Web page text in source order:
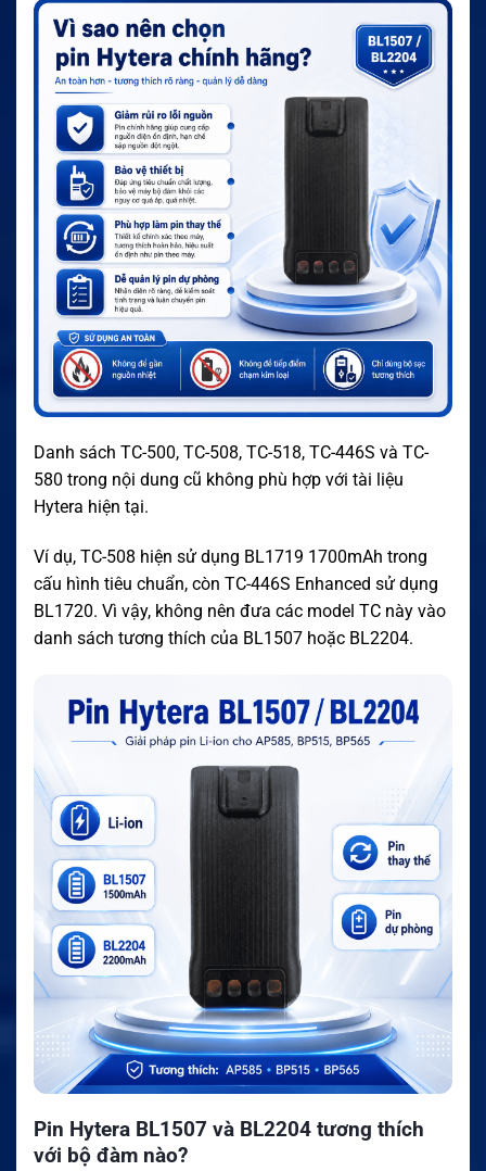
Danh sách TC-500, TC-508, TC-518, TC-446S và TC-
580 trong nội dung cũ không phù hợp với tài liệu
Hytera hiện tại.
Ví dụ, TC-508 hiện sử dụng BL1719 1700mAh trong
cấu hình tiêu chuẩn, còn TC-446S Enhanced sử dụng
BL1720. Vì vậy, không nên đưa các model TC này vào
danh sách tương thích của BL1507 hoặc BL2204.
Pin Hytera BL1507 và BL2204 tương thích
với bộ đàm nào?